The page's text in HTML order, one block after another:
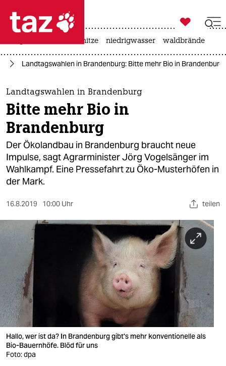
 taz zahl ich
taz zahl ich
themen
politik
öko
gesellschaft
kultur
sport
berlin
wahrheit
verlag
verlag
veranstaltungen
shop

taz zahl ich
hitze niedrigwasser waldbrände
Landtagswahlen in Brandenburg: Bitte mehr Bio in Brandenburg
Landtagswahlen in Brandenburg
Bitte mehr Bio in
Brandenburg
Der Ökolandbau in Brandenburg braucht neue
Impulse, sagt Agrarminister Jörg Vogelsänger im
Wahlkampf. Eine Pressefahrt zu Öko-Musterhöfen in
der Mark.
16.8.2019 10:00 Uhr teilen
Hallo, wer ist da? In Brandenburg gibt's mehr konventionelle als
Bio-Bauernhöfe. Blöd für uns
Foto: dpa